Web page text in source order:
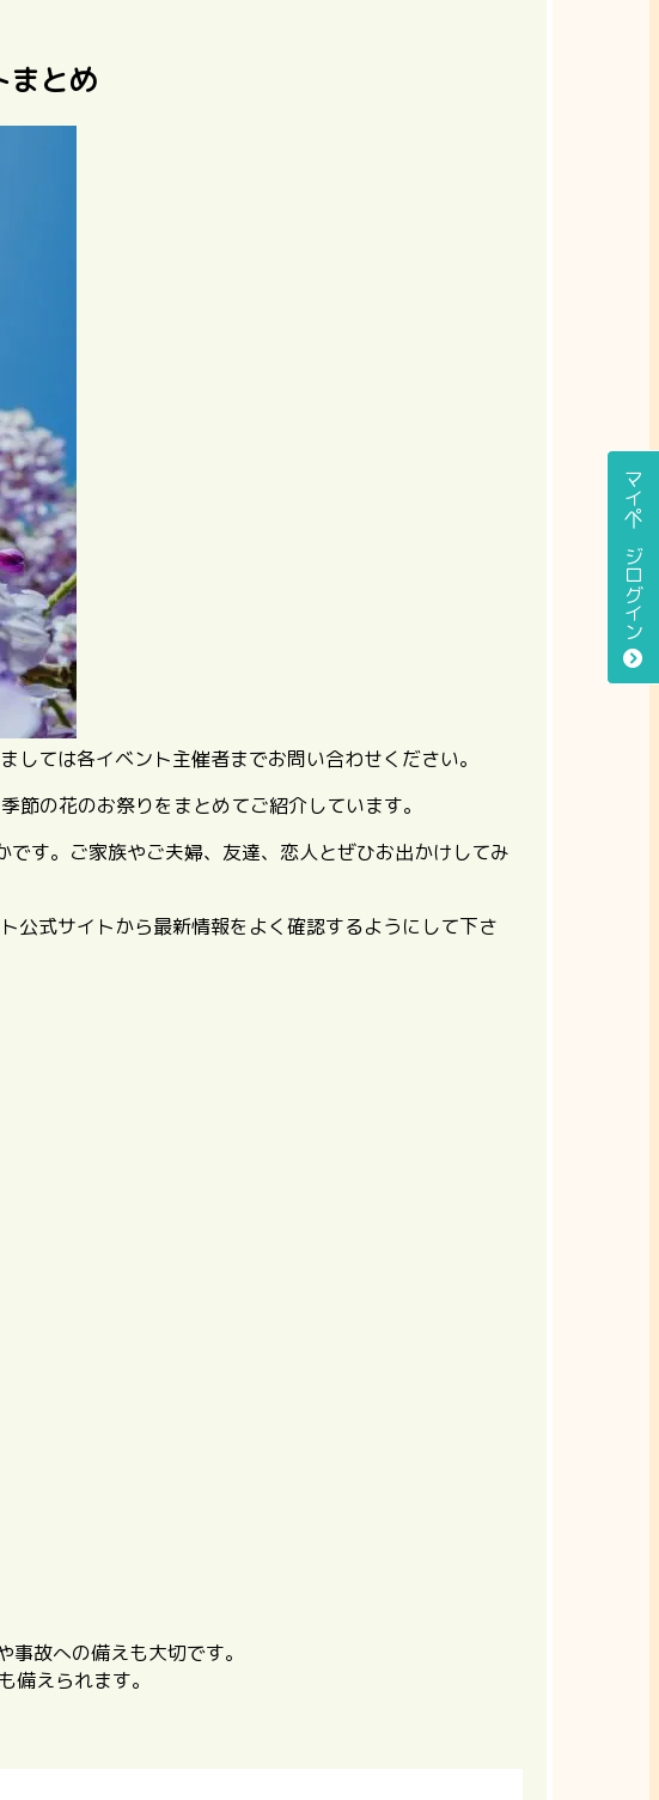
マイページログイン
まとめ
ては各イベント主催者までお問い合わせください。
の花のお祭りをまとめてご紹介しています。
す。ご家族やご夫婦、友達、恋人とぜひお出かけしてみ
公式サイトから最新情報をよく確認するようにして下さ
故への備えも大切です。
えられます。